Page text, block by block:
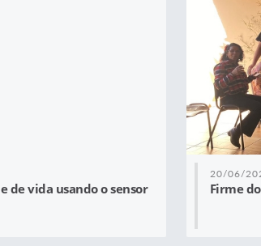
de vida usando o sensor
20/06/
Firme